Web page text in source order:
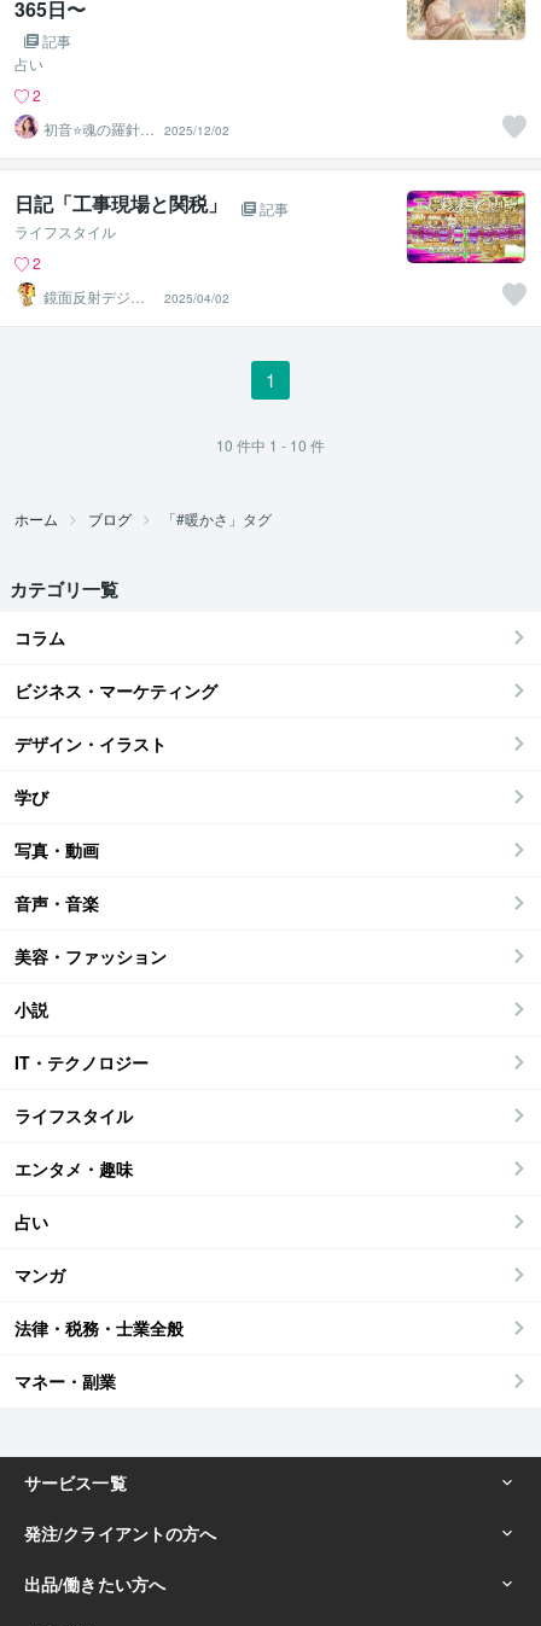
365日〜
記事
占い
2
初音⭐️魂の羅針盤
ルミナススター
鑑定
2025/12/02
日記「工事現場と関税」
記事
ライフスタイル
2
鏡面反射デジタ
ルアート製作所
（鈴木穣）
2025/04/02
1
10 件中 1 - 10 件
ホーム ブログ 「#暖かさ」タグ
カテゴリ一覧
コラム
ビジネス・マーケティング
デザイン・イラスト
学び
写真・動画
音声・音楽
美容・ファッション
小説
IT・テクノロジー
ライフスタイル
エンタメ・趣味
占い
マンガ
法律・税務・士業全般
マネー・副業